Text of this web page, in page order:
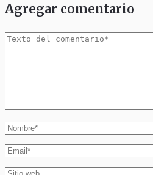
Agregar comentario